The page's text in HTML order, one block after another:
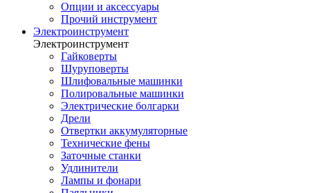
Опции и аксессуары
Прочий инструмент
Электроинструмент
Электроинструмент
Гайковерты
Шуруповерты
Шлифовальные машинки
Полировальные машинки
Электрические болгарки
Дрели
Отвертки аккумуляторные
Технические фены
Заточные станки
Удлинители
Лампы и фонари